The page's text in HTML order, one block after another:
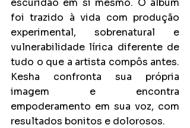
escuridão em si mesmo. O álbum
foi trazido à vida com produção
experimental, sobrenatural e
vulnerabilidade lírica diferente de
tudo o que a artista compôs antes.
Kesha confronta sua própria
imagem e encontra
empoderamento em sua voz, com
resultados bonitos e dolorosos.